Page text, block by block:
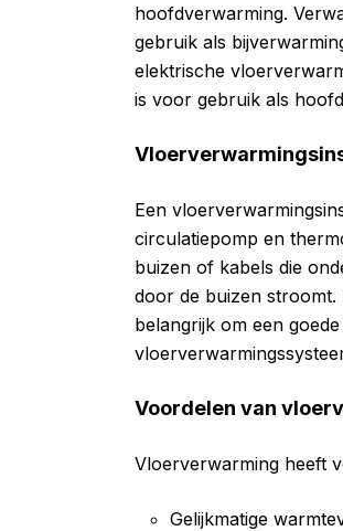
hoofdverwarming.
gebruik als
elektrische
is voor gebruik als
Een
circulatiepomp en
buizen of kabels die
door de buizen
belangrijk om een
Voordelen van
Vloerverwarming heeft
Gelijkmatige